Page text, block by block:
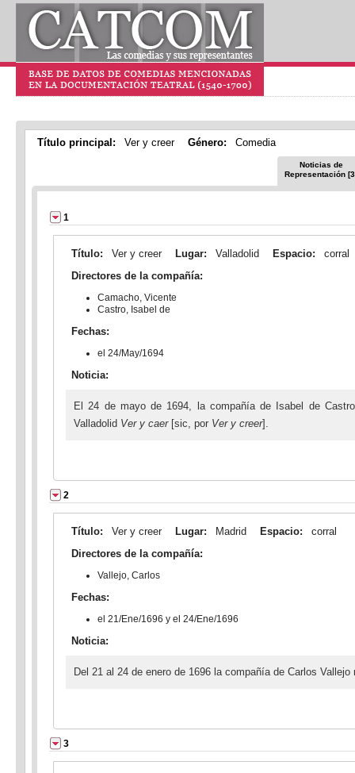
Título principal: Ver y creer Género: Comedia
Noticias de
Representación
1
Título: Ver y creer Lugar: Valladolid Espacio:
corral
Directores de la compañía:
Camacho, Vicente
Castro, Isabel de
Fechas:
el 24/May/1694
Noticia:
El 24 de mayo de 1694, la compañía de Isabel de
Valladolid Ver y caer[sic, por Ver y creer].
2
Título: Ver y creer Lugar: Madrid Espacio:
corral
Directores de la compañía:
Vallejo, Carlos
Fechas:
el 21/Ene/1696 y el 24/Ene/1696
Noticia:
Del 21 al 24 de enero de 1696 la compañía de Carlos
3